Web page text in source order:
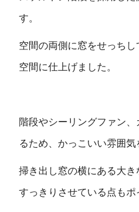
す。
空間の両側に窓をせっち
空間に仕上げました。
階段やシーリングファン
るため、かっこいい雰囲気
掃き出し窓の横にある大
すっきりさせている点もポ